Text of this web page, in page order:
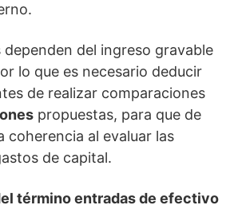
dependen del ingreso gravable
lo que es necesario deducir
de realizar comparaciones
propuestas, para que de
coherencia al evaluar las
de capital.
término entradas de efectivo